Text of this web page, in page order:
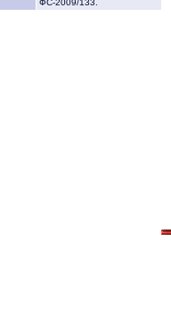
ФС-2009/133.